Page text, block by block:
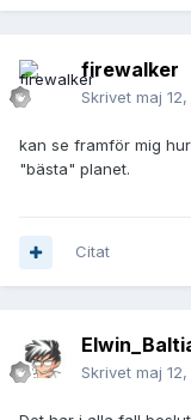
firewalker
Skrivet maj
kan se framför mig
"bästa" planet.
Citat
Skrivet maj